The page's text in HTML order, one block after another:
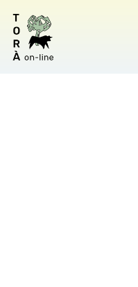
ID de foto no vàlid